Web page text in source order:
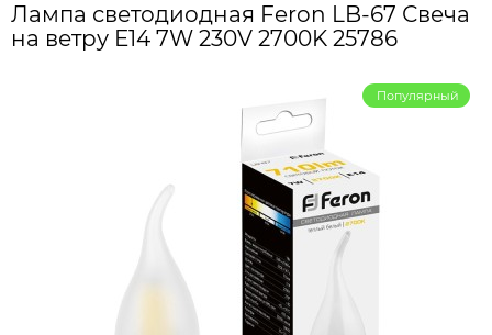
Лампа светодиодная Feron LB-67 Свеча
на ветру E14 7W 230V 2700K 25786
Популярный